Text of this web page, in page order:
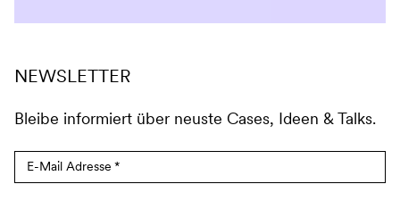
NEWSLETTER
Bleibe informiert über neuste Cases, Ideen & Talks.
E-Mail Adresse *